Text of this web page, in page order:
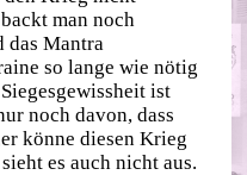
man noch
das Mantra
so lange wie nötig
ist
noch davon, dass
könne diesen Krieg
es auch nicht aus.